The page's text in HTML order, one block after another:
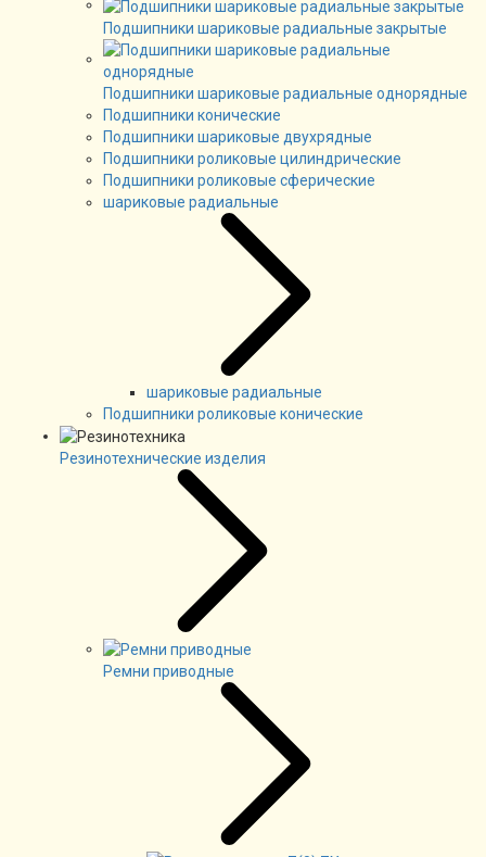
Подшипники шариковые радиальные закрытые
Подшипники шариковые радиальные однорядные
Подшипники конические
Подшипники шариковые двухрядные
Подшипники роликовые цилиндрические
Подшипники роликовые сферические
шариковые радиальные
шариковые радиальные
Подшипники роликовые конические
Резинотехнические изделия
Ремни приводные